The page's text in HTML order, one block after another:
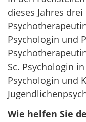
dieses Jahres
Psychologin und
Sc. Psychologin
Psychologin und
Wie helfen Sie